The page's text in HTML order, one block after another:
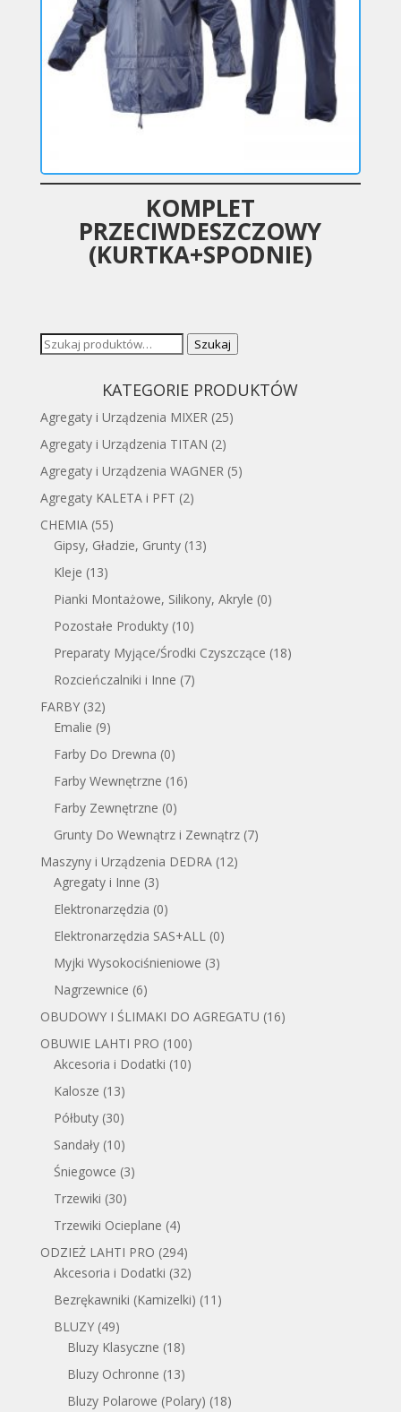
KOMPLET
PRZECIWDESZCZOWY
(KURTKA+SPODNIE)
Szukaj: Szukaj
KATEGORIE PRODUKTÓW
Agregaty i Urządzenia MIXER (25)
Agregaty i Urządzenia TITAN (2)
Agregaty i Urządzenia WAGNER (5)
Agregaty KALETA i PFT (2)
CHEMIA (55)
Gipsy, Gładzie, Grunty (13)
Kleje (13)
Pianki Montażowe, Silikony, Akryle (0)
Pozostałe Produkty (10)
Preparaty Myjące/Środki Czyszczące (18)
Rozcieńczalniki i Inne (7)
FARBY (32)
Emalie (9)
Farby Do Drewna (0)
Farby Wewnętrzne (16)
Farby Zewnętrzne (0)
Grunty Do Wewnątrz i Zewnątrz (7)
Maszyny i Urządzenia DEDRA (12)
Agregaty i Inne (3)
Elektronarzędzia (0)
Elektronarzędzia SAS+ALL (0)
Myjki Wysokociśnieniowe (3)
Nagrzewnice (6)
OBUDOWY I ŚLIMAKI DO AGREGATU (16)
OBUWIE LAHTI PRO (100)
Akcesoria i Dodatki (10)
Kalosze (13)
Półbuty (30)
Sandały (10)
Śniegowce (3)
Trzewiki (30)
Trzewiki Ocieplane (4)
ODZIEŻ LAHTI PRO (294)
Akcesoria i Dodatki (32)
Bezrękawniki (Kamizelki) (11)
BLUZY (49)
Bluzy Klasyczne (18)
Bluzy Ochronne (13)
Bluzy Polarowe (Polary) (18)